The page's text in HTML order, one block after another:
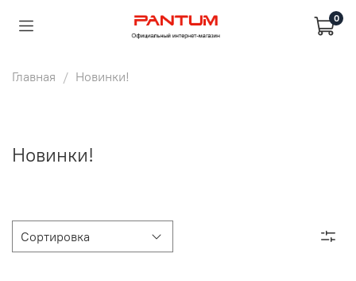
0
Главная Новинки!
Новинки!